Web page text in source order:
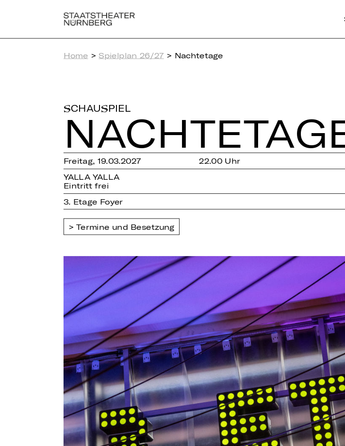
Home > Spielplan 26/27 > Nachtetage
SCHAUSPIEL
Freitag, 19.03.2027
22.00 Uhr
YALLA YALLA
Eintritt frei
3. Etage Foyer
Termine und Besetzung